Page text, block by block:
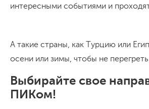
интересными событиями и проходят
А такие страны, как Турцию или
осени или зимы, чтобы не
Выбирайте свое
ПИКом!